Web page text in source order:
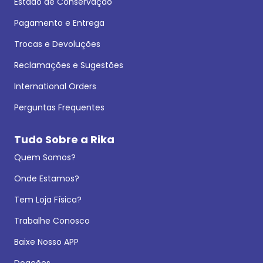
Pagamento e Entrega
Trocas e Devoluções
Reclamações e Sugestões
International Orders
Perguntas Frequentes
Tudo Sobre a Rika
Quem Somos?
Onde Estamos?
Tem Loja Física?
Trabalhe Conosco
Baixe Nosso APP